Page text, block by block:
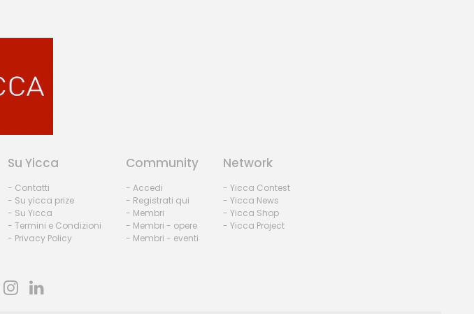
Su Yicca
- Contatti
- Su yicca prize
- Su Yicca
- Termini e Condizioni
- Privacy Policy
Community
- Accedi
- Registrati qui
- Membri
- Membri - opere
- Membri - eventi
Network
- Yicca Contest
- Yicca News
- Yicca Shop
- Yicca Project